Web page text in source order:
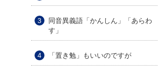
同音異義語「かんしん」「あらわ
す」
「置き勉」もいいのですが